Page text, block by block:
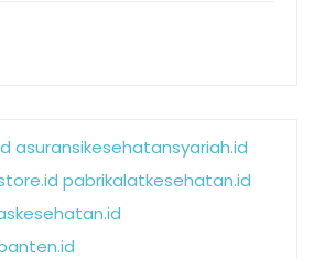
asuransikesehatansyariah.id
pabrikalatkesehatan.id